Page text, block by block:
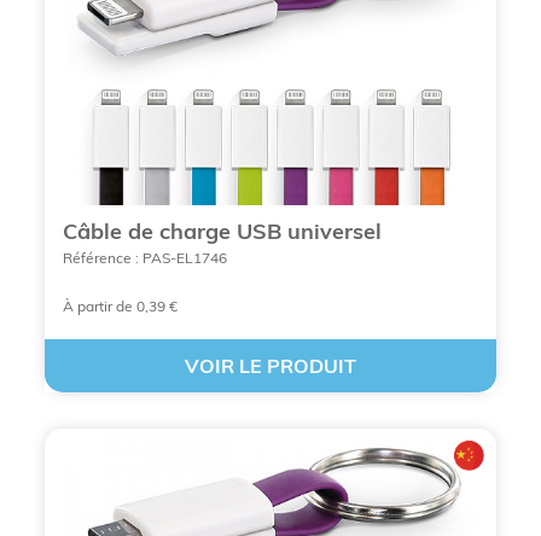
VOIR TOUS NOS CÂBLES ET HUB USB
MULTISPORT PUBLICITAIRES PERSONNALISÉS
Maximaliser votre notoriété avec
Câble de charge USB universel
Référence : PAS-EL1746
À partir de 0,39 €
VOIR LE PRODUIT